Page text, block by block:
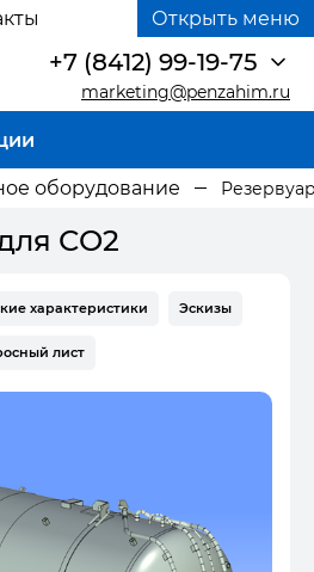
Открыть меню
marketing@penzahim.ru
+7 (8412) 99-19-75
оборудование
СО2
характеристики Эскизы
лист